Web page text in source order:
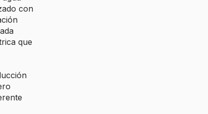
con
que